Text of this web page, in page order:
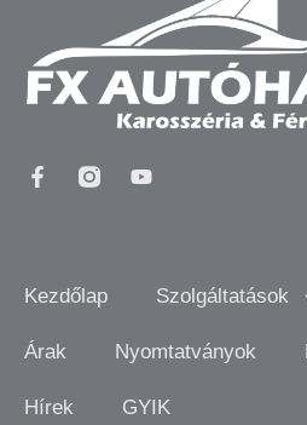
Kezdőlap Szolgáltatások
Árak Nyomtatványok
Hírek GYIK